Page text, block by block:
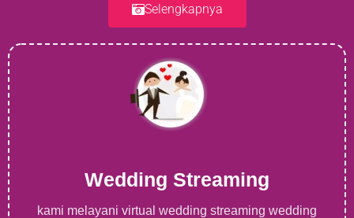
Selengkapnya
Wedding Streaming
kami melayani virtual wedding streaming wedding